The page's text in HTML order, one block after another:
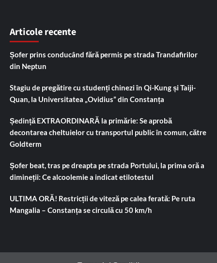
Articole recente
Șofer prins conducând fără permis pe strada Trandafirilor
din Neptun
Stagiu de pregătire cu studenți chinezi în Qi-Kung și Taiji-
Quan, la Universitatea „Ovidius” din Constanța
Ședință EXTRAORDINARĂ la primărie: Se aprobă
decontarea cheltuielor cu transportul public în comun, către
Goldterm
Șofer beat, tras pe dreapta pe strada Portului, la prima oră a
dimineții: Ce alcoolemie a indicat etilotestul
ULTIMA ORĂ! Restricții de viteză pe calea ferată: Pe ruta
Mangalia – Constanța se circulă cu 50 km/h